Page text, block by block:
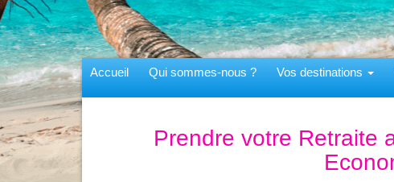
Accueil Qui sommes-nous ? Vos destinations
Prendre votre Retraite